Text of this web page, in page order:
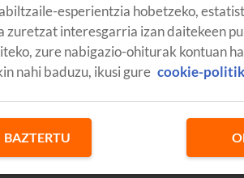
yogakoaplikaziohauekin. Zentro
unetan egin baititzakezu, eskolen
aplikazio onenetako bideoetan eginda.
harpidetza-ereduak dituzte;
yoga doan egiteko ezartzen dituzten
esperientzia hobetzeko,
zuretzat interesgarria izan daitekeen
zure nabigazio-ohiturak kontuan
nahi baduzu, ikusi gure cookie-
BAZTERTU